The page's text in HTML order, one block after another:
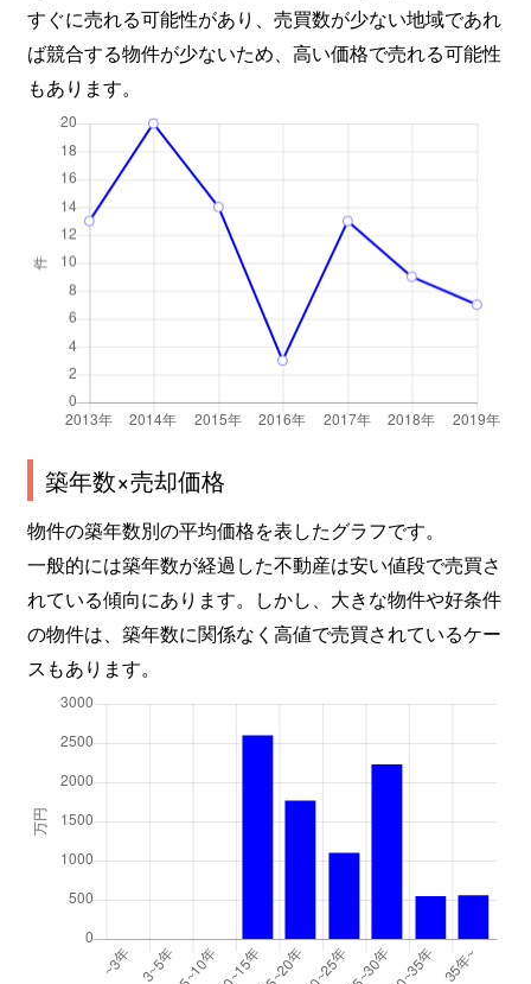
すぐに売れる可能性があり、売買数が少ない地域であれ
ば競合する物件が少ないため、高い価格で売れる可能性
もあります。
築年数×売却価格
物件の築年数別の平均価格を表したグラフです。
一般的には築年数が経過した不動産は安い値段で売買さ
れている傾向にあります。しかし、大きな物件や好条件
の物件は、築年数に関係なく高値で売買されているケー
スもあります。